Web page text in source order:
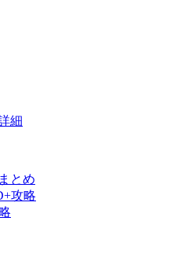
細
とめ
攻略